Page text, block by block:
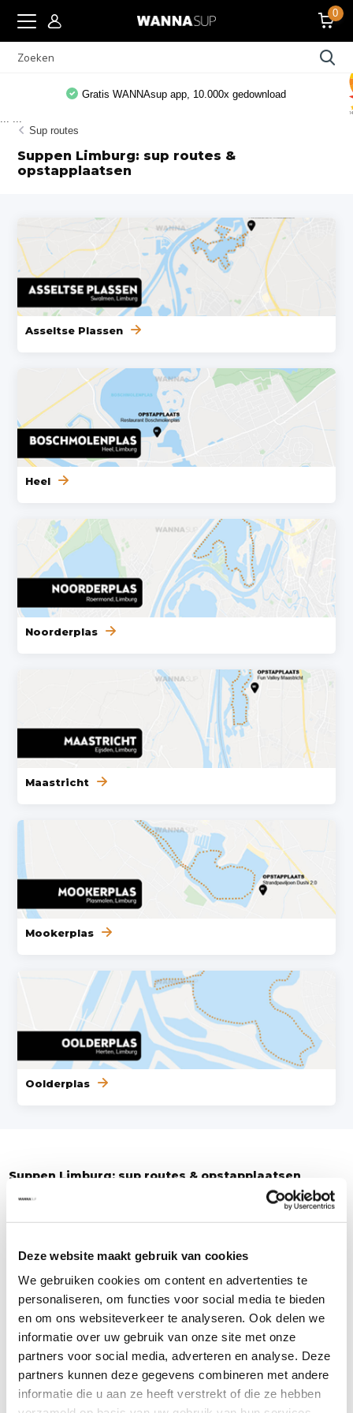
Deze website maakt gebruik van cookies
We gebruiken cookies om content en advertenties te
personaliseren, om functies voor social media te bieden
en om ons websiteverkeer te analyseren. Ook delen we
informatie over uw gebruik van onze site met onze
partners voor social media, adverteren en analyse. Deze
partners kunnen deze gegevens combineren met andere
informatie die u aan ze heeft verstrekt of die ze hebben
0
Gratis WANNAsup app, 10.000x gedownload
Sup routes
Suppen Limburg: sup routes &
opstapplaatsen
Asseltse Plassen
Heel
Noorderplas
Maastricht
Mookerplas
Oolderplas
Suppen Limburg: sup routes & opstapplaatsen
Suppen in Limburg? Limburg kent vele mooie locaties om te suppen. Zo
biedt Limburg diverse sup routes op verschillende meren (bijvoorbeeld de
sup routes en opstapplaatsen waar je jouwsup board
Ook hebben we aangegeven want de lengte en de duur en van de route
is.
Plan je sup route in Limburg
Als je gaat suppen, wil je er zeker van zijn dat het gebied toegankelijk is
voor suppers. In Limburg mag je niet overal suppen of je hebt een
vergunning nodig. Daarom raden we aan om vooraf een route uit te
... ...